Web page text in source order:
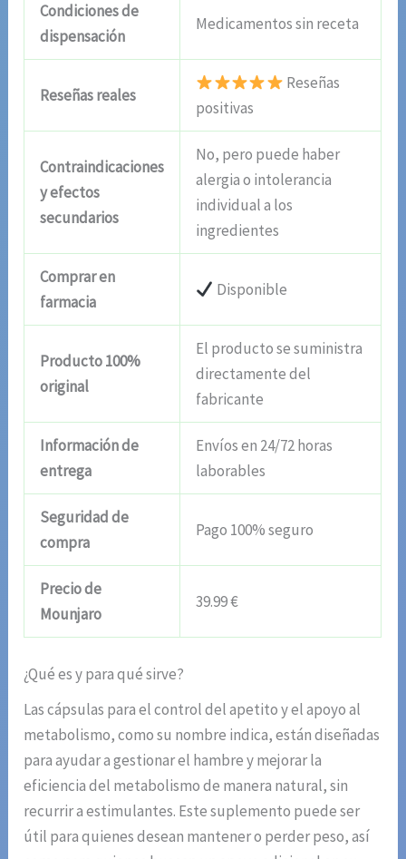
Condiciones de
dispensación
Medicamentos sin receta
Reseñas reales
Reseñas
positivas
Contraindicaciones
y efectos
secundarios
No, pero puede haber
alergia o intolerancia
individual a los
ingredientes
Comprar en
farmacia
Disponible
Producto 100%
original
El producto se suministra
directamente del
fabricante
Información de
entrega
Envíos en 24/72 horas
laborables
Seguridad de
compra
Pago 100% seguro
Precio de
Mounjaro
39.99 €
¿Qué es y para qué sirve?
Las cápsulas para el control del apetito y el apoyo al
metabolismo, como su nombre indica, están diseñadas
para ayudar a gestionar el hambre y mejorar la
eficiencia del metabolismo de manera natural, sin
recurrir a estimulantes. Este suplemento puede ser
útil para quienes desean mantener o perder peso, así